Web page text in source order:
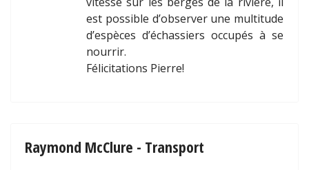
est possible d’observer une multitude
d’espèces d’échassiers occupés à se
nourrir.
Félicitations Pierre!
Raymond McClure - Transport